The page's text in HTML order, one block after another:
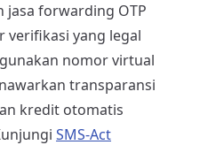
jasa forwarding OTP
verifikasi yang legal
nomor virtual
transparansi
kredit otomatis
SMS-Act